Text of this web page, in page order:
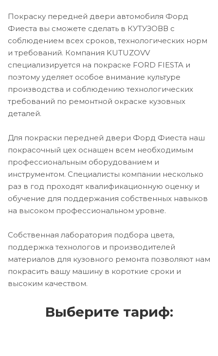
Покраску передней двери автомобиля Форд
Фиеста вы сможете сделать в КУТУЗОВВ с
соблюдением всех сроков, технологических норм
и требований. Компания KUTUZOVV
специализируется на покраске FORD FIESTA и
поэтому уделяет особое внимание культуре
производства и соблюдению технологических
требований по ремонтной окраске кузовных
деталей.
Для покраски передней двери Форд Фиеста наш
покрасочный цех оснащен всем необходимым
профессиональным оборудованием и
инструментом. Специалисты компании несколько
раз в год проходят квалификационную оценку и
обучение для поддержания собственных навыков
на высоком профессиональном уровне.
Собственная лаборатория подбора цвета,
поддержка технологов и производителей
материалов для кузовного ремонта позволяют нам
покрасить вашу машину в короткие сроки и
высоким качеством.
Выберите тариф: